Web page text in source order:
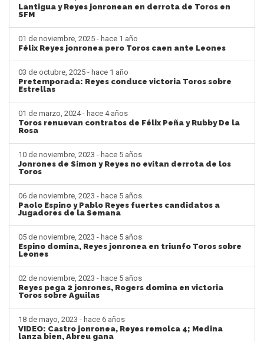
Lantigua y Reyes jonronean en derrota de Toros en
SFM
01 de noviembre, 2025 - hace 1 año
Félix Reyes jonronea pero Toros caen ante Leones
03 de octubre, 2025 - hace 1 año
Pretemporada: Reyes conduce victoria Toros sobre
Estrellas
01 de marzo, 2024 - hace 4 años
Toros renuevan contratos de Félix Peña y Rubby De la
Rosa
10 de noviembre, 2023 - hace 5 años
Jonrones de Simon y Reyes no evitan derrota de los
Toros
06 de noviembre, 2023 - hace 5 años
Paolo Espino y Pablo Reyes fuertes candidatos a
Jugadores de la Semana
05 de noviembre, 2023 - hace 5 años
Espino domina, Reyes jonronea en triunfo Toros sobre
Leones
02 de noviembre, 2023 - hace 5 años
Reyes pega 2 jonrones, Rogers domina en victoria
Toros sobre Aguilas
18 de mayo, 2023 - hace 6 años
VIDEO: Castro jonronea, Reyes remolca 4; Medina
lanza bien, Abreu gana